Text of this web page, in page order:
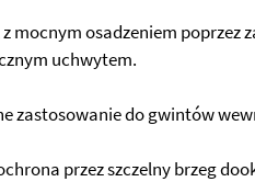
mocnym osadzeniem poprzez
uchwytem.
zastosowanie do gwintów
przez szczelny brzeg